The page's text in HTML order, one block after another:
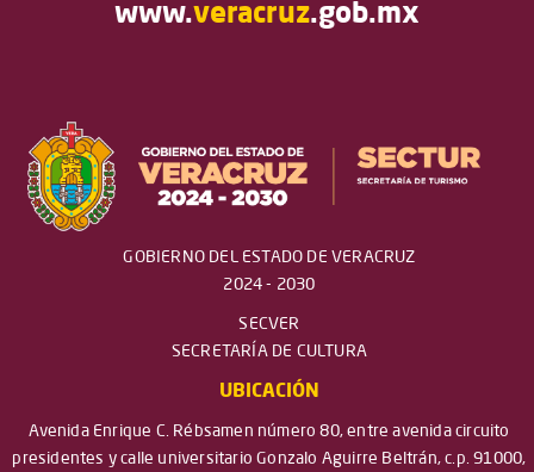
www.veracruz.gob.mx
GOBIERNO DEL ESTADO DE VERACRUZ
2024 - 2030
SECVER
SECRETARÍA DE CULTURA
UBICACIÓN
Avenida Enrique C. Rébsamen número 80, entre avenida circuito
presidentes y calle universitario Gonzalo Aguirre Beltrán, c.p. 91000,